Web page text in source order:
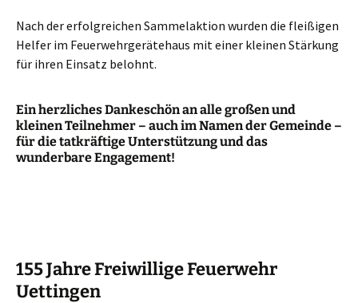
Nach der erfolgreichen Sammelaktion wurden die fleißigen
Helfer im Feuerwehrgerätehaus mit einer kleinen Stärkung
für ihren Einsatz belohnt.
Ein herzliches Dankeschön an alle großen und
kleinen Teilnehmer – auch im Namen der Gemeinde –
für die tatkräftige Unterstützung und das
wunderbare Engagement!
155 Jahre Freiwillige Feuerwehr
Uettingen